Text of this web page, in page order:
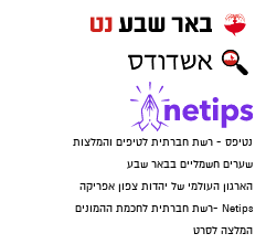
נטיפס - רשת חברתית לטיפים והמלצות
שערים חשמליים בבאר שבע
הארגון העולמי של יהדות צפון אפריקה
Netips -רשת חברתית לחכמת ההמונים
המלצה לסרט